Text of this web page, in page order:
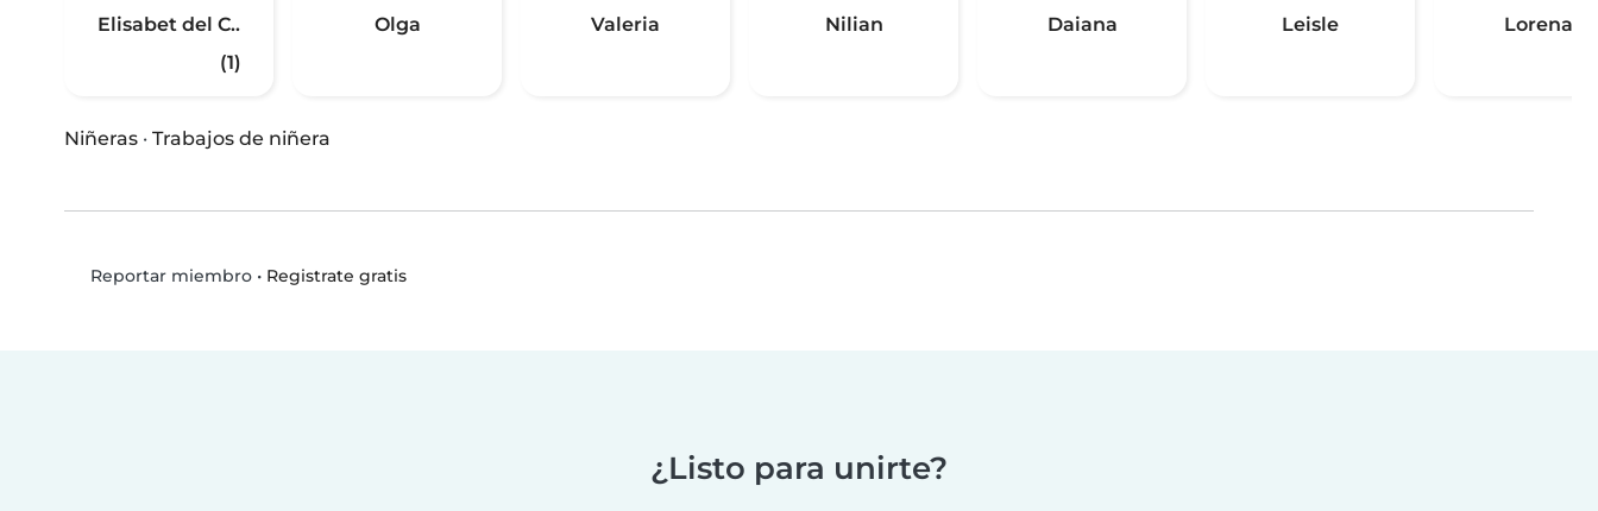
Elisabet del C..
(1)
Olga Valeria Nilian Daiana Leisle Lorena
Niñeras · Trabajos de niñera
Reportar miembro• Registrate gratis
¿Listo para unirte?